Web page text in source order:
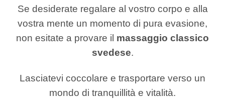
Se desiderate regalare al vostro corpo e alla
vostra mente un momento di pura evasione,
non esitate a provare il massaggio classico
svedese.
Lasciatevi coccolare e trasportare verso un
mondo di tranquillità e vitalità.